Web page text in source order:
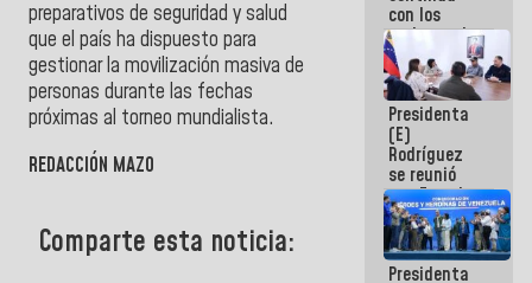
preparativos de seguridad y salud
que el país ha dispuesto para
gestionar la movilización masiva de
personas durante las fechas
próximas al torneo mundialista.
REDACCIÓN MAZO
Comparte esta noticia:
con los
trabajos de
mantenimiento
e inspección
en la Línea 2
Presidenta
(E)
Rodríguez
se reunió
con Estado
Mayor
Eléctrico
para
abordar
Presidenta